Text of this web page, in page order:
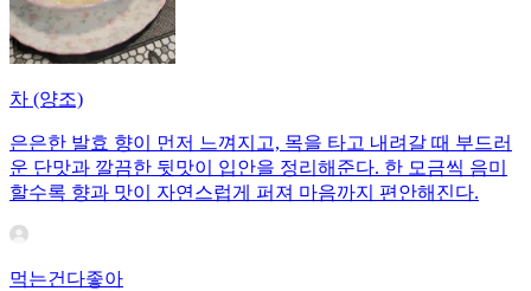
차 (양조)
은은한 발효 향이 먼저 느껴지고, 목을 타고 내려갈 때 부드러
운 단맛과 깔끔한 뒷맛이 입안을 정리해준다. 한 모금씩 음미
할수록 향과 맛이 자연스럽게 퍼져 마음까지 편안해진다.
먹는건다좋아